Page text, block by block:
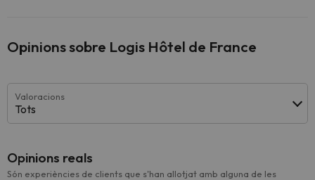
Opinions sobre Logis Hôtel de France
Valoracions
Tots
Opinions reals
Són experiències de clients que s'han allotjat amb alguna de les